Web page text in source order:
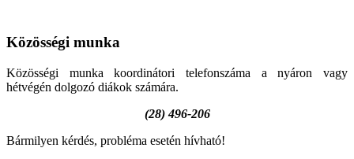
Közösségi munka
Közösségi munka koordinátori telefonszáma a nyáron vagy
hétvégén dolgozó diákok számára.
(28) 496-206
Bármilyen kérdés, probléma esetén hívható!